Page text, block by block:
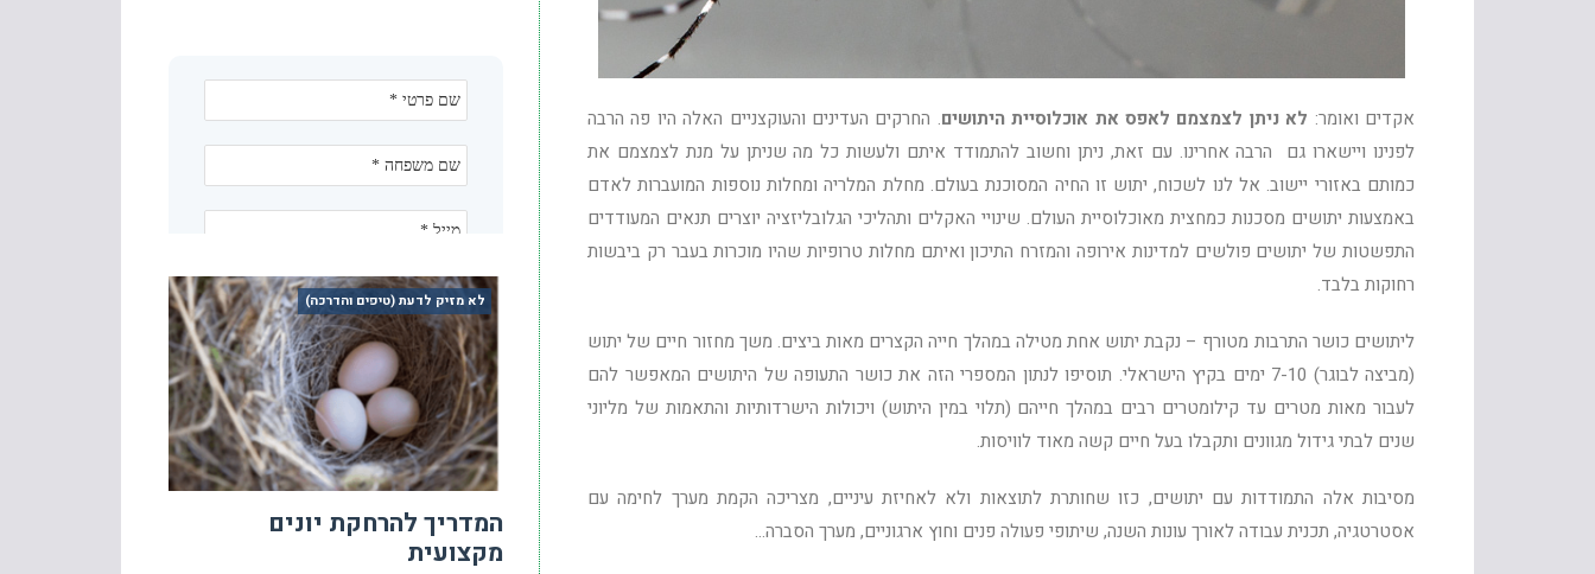
אקדים ואומר: לא ניתן לצמצמם לאפס את אוכלוסיית היתושים. החרקים העדינים והעוקצניים האלה היו פה הרבה
לפנינו ויישארו גם הרבה אחרינו. עם זאת, ניתן וחשוב להתמודד איתם ולעשות כל מה שניתן על מנת לצמצמם את
כמותם באזורי יישוב. אל לנו לשכוח, יתוש זו החיה המסוכנת בעולם. מחלת המלריה ומחלות נוספות המועברות לאדם
באמצעות יתושים מסכנות כמחצית מאוכלוסיית העולם. שינויי האקלים ותהליכי הגלובליזציה יוצרים תנאים המעודדים
התפשטות של יתושים פולשים למדינות אירופה והמזרח התיכון ואיתם מחלות טרופיות שהיו מוכרות בעבר רק ביבשות
רחוקות בלבד.
ליתושים כושר התרבות מטורף – נקבת יתוש אחת מטילה במהלך חייה הקצרים מאות ביצים. משך מחזור חיים של יתוש
(מביצה לבוגר) 7-10 ימים בקיץ הישראלי. תוסיפו לנתון המספרי הזה את כושר התעופה של היתושים המאפשר להם
לעבור מאות מטרים עד קילומטרים רבים במהלך חייהם (תלוי במין היתוש) ויכולות הישרדותיות והתאמות של מליוני
שנים לבתי גידול מגוונים ותקבלו בעל חיים קשה מאוד לוויסות.
מסיבות אלה התמודדות עם יתושים, כזו שחותרת לתוצאות ולא לאחיזת עיניים, מצריכה הקמת מערך לחימה עם
אסטרטגיה, תכנית עבודה לאורך עונות השנה, שיתופי פעולה פנים וחוץ ארגוניים, מערך הסברה…
לא מזיק לדעת (טיפים והדרכה)
המדריך להרחקת יונים
מקצועית